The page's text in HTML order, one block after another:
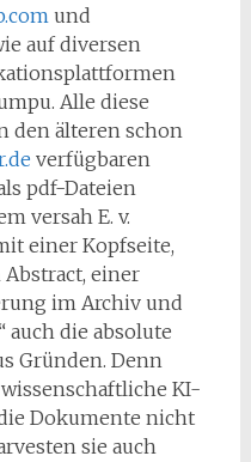
und
auf diversen
Alle diese
den älteren schon
verfügbaren
pdf-Dateien
versah E. v.
einer Kopfseite,
einer
im Archiv und
auch die absolute
Gründen. Denn
KI-
Dokumente nicht
sie auch